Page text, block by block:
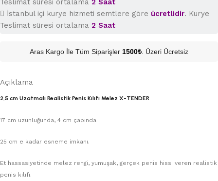
Teslimat süresi ortalama 2 Saat
İstanbul içi kurye hizmeti semtlere göre ücretlidir. Kurye
Teslimat süresi ortalama 2 Saat
Aras Kargo İle Tüm Siparişler 1500₺ . Üzeri Ücretsiz
Açıklama
2,5 cm Uzatmalı Realistik Penis Kılıfı Melez X-TENDER
17 cm uzunluğunda, 4 cm çapında
25 cm e kadar esneme imkanı.
Et hassasiyetinde melez rengi, yumuşak, gerçek penis hissi veren realistik
penis kılıfı.